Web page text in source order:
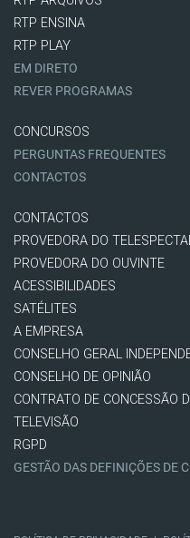
RTP ENSINA
RTP PLAY
EM DIRETO
REVER PROGRAMAS
CONCURSOS
PERGUNTAS FREQUENTES
CONTACTOS
CONTACTOS
PROVEDORA DO
PROVEDORA DO OUVINTE
ACESSIBILIDADES
SATÉLITES
A EMPRESA
CONSELHO GERAL
CONSELHO DE OPINIÃO
CONTRATO DE CONCESSÃO
TELEVISÃO
RGPD
GESTÃO DAS DEFINIÇÕES DE